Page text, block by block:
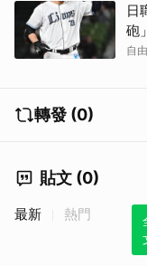
日
砲
自
轉發 (0)
貼文 (0)
最新 熱門